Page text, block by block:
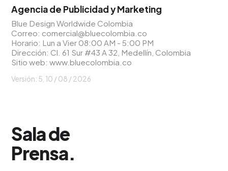
Agencia de Publicidad y Marketing
Blue Design Worldwide Colombia
Correo: comercial@bluecolombia.co
Horario: Lun a Vier 08:00 AM - 5:00 PM
Dirección: Cl. 61 Sur #43 A 32, Medellín, Colombia
Sitio web:www.bluecolombia.co
Versión: 5, 10 / 08 / 2026
Sala de
Prensa.